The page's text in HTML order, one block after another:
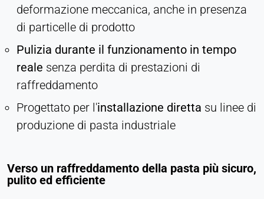
deformazione meccanica, anche in presenza
di particelle di prodotto
Pulizia durante il funzionamento in tempo
reale senza perdita di prestazioni di
raffreddamento
Progettato per l'installazione diretta su linee di
produzione di pasta industriale
Verso un raffreddamento della pasta più sicuro,
pulito ed efficiente